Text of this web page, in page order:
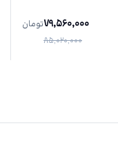
79,560,000
85,020,000
تومان